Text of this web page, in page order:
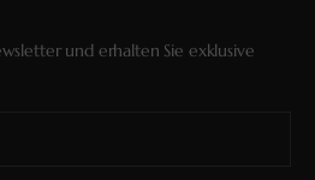
und erhalten Sie exklusive